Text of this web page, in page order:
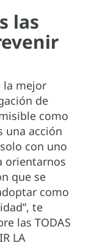
las
la mejor
de
como
una acción
con uno
orientarnos
que se
como
te
las TODAS
LA